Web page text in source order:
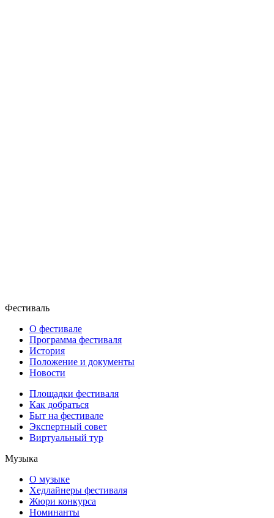
Фестиваль
О фестивале
Программа фестиваля
История
Положение и документы
Новости
Площадки фестиваля
Как добраться
Быт на фестивале
Экспертный совет
Виртуальный тур
Музыка
О музыке
Хедлайнеры фестиваля
Жюри конкурса
Номинанты